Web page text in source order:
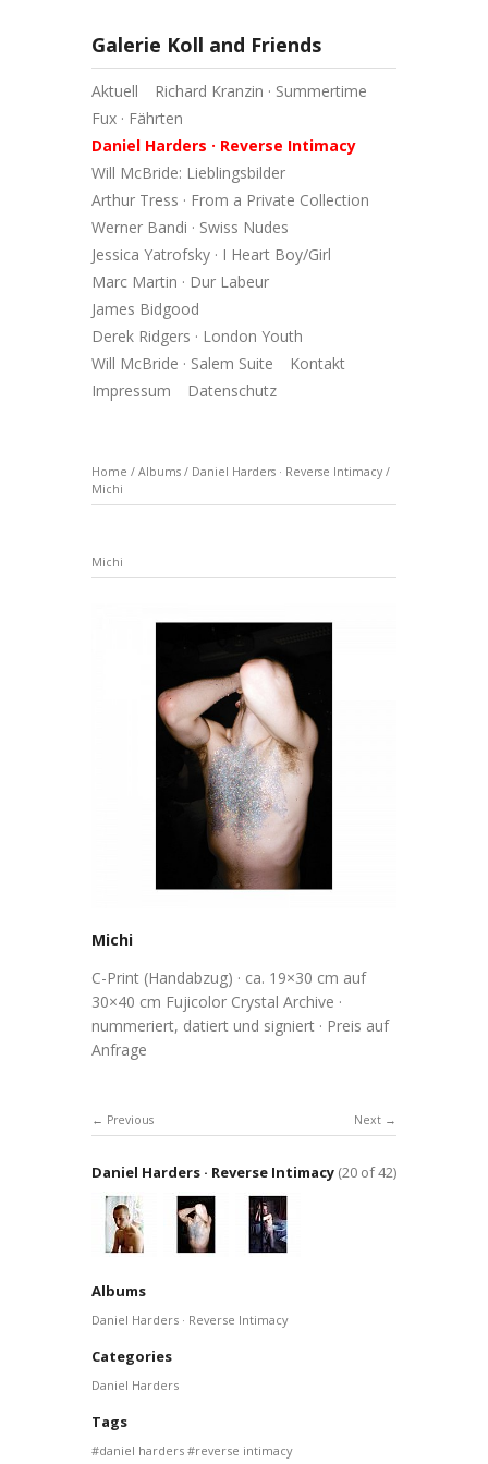
Galerie Koll and Friends
Aktuell
Richard Kranzin · Summertime
Fux · Fährten
Daniel Harders · Reverse Intimacy
Will McBride: Lieblingsbilder
Arthur Tress · From a Private Collection
Werner Bandi · Swiss Nudes
Jessica Yatrofsky · I Heart Boy/Girl
Marc Martin · Dur Labeur
James Bidgood
Derek Ridgers · London Youth
Will McBride · Salem Suite
Kontakt
Impressum
Datenschutz
Home / Albums / Daniel Harders · Reverse Intimacy /
Michi
Michi
Michi
C-Print (Handabzug) · ca. 19×30 cm auf
30×40 cm Fujicolor Crystal Archive ·
nummeriert, datiert und signiert · Preis auf
Anfrage
Next
Previous
Daniel Harders · Reverse Intimacy (20 of 42)
Albums
Daniel Harders · Reverse Intimacy
Categories
Daniel Harders
Tags
daniel harders reverse intimacy